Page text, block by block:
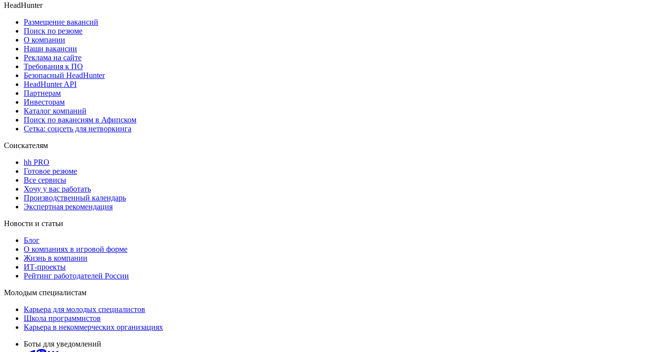
HeadHunter
Размещение вакансий
Поиск по резюме
О компании
Наши вакансии
Реклама на сайте
Требования к ПО
Безопасный HeadHunter
HeadHunter API
Партнерам
Инвесторам
Каталог компаний
Поиск по вакансиям в Афипском
Сетка: соцсеть для нетворкинга
Соискателям
hh PRO
Готовое резюме
Все сервисы
Хочу у вас работать
Производственный календарь
Экспертная рекомендация
Новости и статьи
Блог
О компаниях в игровой форме
Жизнь в компании
ИТ-проекты
Рейтинг работодателей России
Молодым специалистам
Карьера для молодых специалистов
Школа программистов
Карьера в некоммерческих организациях
Боты для уведомлений